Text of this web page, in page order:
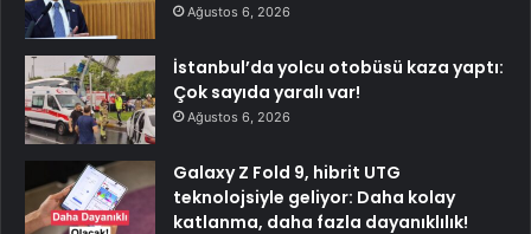
Ağustos 6, 2026
İstanbul’da yolcu otobüsü kaza yaptı:
Çok sayıda yaralı var!
Ağustos 6, 2026
Galaxy Z Fold 9, hibrit UTG
teknolojsiyle geliyor: Daha kolay
katlanma, daha fazla dayanıklılık!